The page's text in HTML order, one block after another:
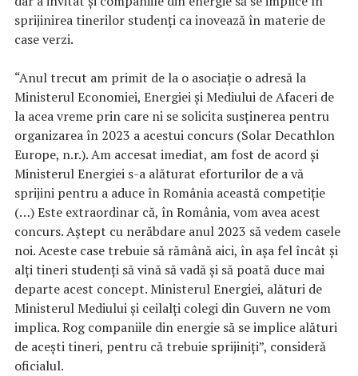
sprijinirea tinerilor studenţi ca inovează în materie de
case verzi.
“Anul trecut am primit de la o asociaţie o adresă la
Ministerul Economiei, Energiei şi Mediului de Afaceri de
la acea vreme prin care ni se solicita susţinerea pentru
organizarea în 2023 a acestui concurs (Solar Decathlon
Europe, n.r.). Am accesat imediat, am fost de acord şi
Ministerul Energiei s-a alăturat eforturilor de a vă
sprijini pentru a aduce în România această competiţie
(…) Este extraordinar că, în România, vom avea acest
concurs. Aştept cu nerăbdare anul 2023 să vedem casele
noi. Aceste case trebuie să rămână aici, în aşa fel încât şi
alţi tineri studenţi să vină să vadă şi să poată duce mai
departe acest concept. Ministerul Energiei, alături de
Ministerul Mediului şi ceilalţi colegi din Guvern ne vom
implica. Rog companiile din energie să se implice alături
de aceşti tineri, pentru că trebuie sprijiniţi”, consideră
oficialul.